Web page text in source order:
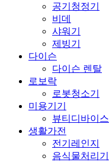
공기청정기
비데
샤워기
제빙기
다이슨
다이슨 렌탈
로보락
로봇청소기
미용기기
뷰티디바이스
생활가전
전기레인지
음식물처리기